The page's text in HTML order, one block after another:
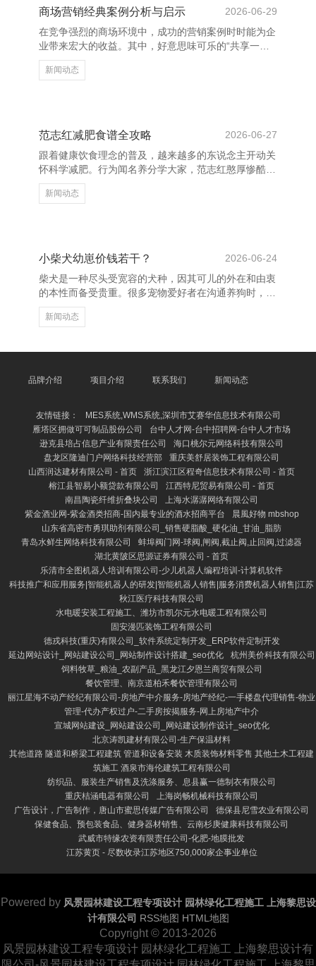
（APT）为投资者提供了评估资产风险与收益的用具。
同期，当代公司金融表面强调以鼓动资产最大化为策
划，推动企业优化资源设立。 在实施应用中，高等财
务解决学匡助企业
商场营销经典案例分析与启示
2026-06-29
在竞争强烈的商场环境中，成功的营销案例时时能为企
业带来宏大的收益。其中，好意思味可乐的“共享一瓶
可乐”算作号称经典。该算作通过饱读吹浪费者共享可
乐，不仅进步了品牌亲和力，还大幅提高了销量。 天
再是冰冷的家具，而是生存的一部分。此外，外交媒体
的粗拙哄骗也为其传播提供了强盛助力。 另一个经典
案例是苹果公司以“Think Different”为主题的告白
新闻动态
范志红减肥食谱全攻略
2026-06-27
跟着健康饮食理念的普及，越来越多的东说念主开动关
怀科学减肥。行为闻名养分学大家，范志红憨厚惨酷的
减肥食谱备受着重。她的饮食建议不仅小心热量铁心，
更强调养分平衡与永久可握续性。 范志红提倡“低脂高
主；晚餐则以清蒸鱼、蔬菜汤和少许杂粮饭为主，幸免
高糖高油食品。 此外，她颠倒强调“吃动连合”，觉得单
纯节食难以握久，合理洞开是要津。同期，她教唆大家
幸免极点节食
新闻动态
小柴犬幼崽价钱若干？
2026-06-24
柴犬是一种尽头受宽容的犬种，因其可儿的外在和由衷
的本性而备受贵重。很多宠物爱好者在沟通养狗时，都
会暖热“小柴犬幼崽价钱若干”这个问题。 小柴犬的价钱
受多种要素影响，包括品种纯度、血缘、毛色、出身地
钱可能会高涨到1万元以上。此外，来自知名育种场或
应禁
新闻动态
品牌介绍 项目介绍 联系我们 新闻动态
友情链接：
MES系统,WMS系统,深圳市艾赛华信息技术有限公司
雁塔区拥做可可制品股份公司
台中人才网-台中招聘网-台中人才市场
逊克县培占信息产业有限责任公司
海口桃尔元网络科技有限公司
盘龙区隆迪门户网络科技经营部
重庆美舒居装饰工程有限公司
山西润达建材有限公司 - 首页
浙江滨江区程奇信息技术有限公司 - 首页
榕江县智易小额贷款有限公司
江西特尼贸易有限公司 - 首页
南昌陶瓷纤维折叠块公司
上海水潺潺网络有限公司
紫金酒业网-紫金酒类招商-国内最专业的酒水招商平台
晨風好物 mbshop
山东省高密市勇琪助剂有限公司_销售硬脂酸_硬化油_甘油_脂肪
青岛水鲜生网络科技有限公司
蚌埠阀门网-球阀,闸阀,截止阀,止回阀,过滤器
湖北黄陂区思源证券有限公司 - 首页
乐清市全图机器人培训有限公司-少儿机器人编程培训-计算机软件
科技推广和应用服务|智能机器人的研发|智能机器人销售|服务消费机器人销售|江苏
秋江医疗科技有限公司
水电暖安装工程施工、潍坊市凯尔元水电暖工程有限公司
固安漫匹装饰工程有限公司
德戎科技(重庆)有限公司_软件系统定制开发_ERP软件定制开发
延边网站设计_网站建设公司_网站制作设计搭建_seo优化
杭州美价科技有限公司
饲料牧草_粮油_农副产品_黑龙江夕恩兰商贸有限公司
餐饮管理、南京道柏禾餐饮管理有限公司
丽江星海不动产经纪有限公司-房地产中介服务-房地产经纪-一手楼盘代理销售-物业
管理-代办产权过户-二手房按揭服务-网上房地产中介
宣城网站建设_网站建设公司_网站建设制作设计_seo优化
北京涛凯建材有限公司-生产保温材料
其他道路 隧道和桥梁工程建筑 管道和设备安装 木质装饰材料零售 其他土木工程建
筑施工 酒泉市海伦建筑工程有限公司
纺织品、服装生产销售及洗涤服务、息县赢一德制衣有限公司
重庆桔涵电器有限公司
上海岗畅机械科技有限公司
广告设计，广告制作，唐山市蜜思传媒广告有限公司
德保县尼雪农业有限公司
保健食品、预包装食品、健身器材销售、云南杉庚健康科技有限公司
武威市特缘农资有限责任公司-化肥-地膜批发
江苏黄页 - 尽数收录江苏地区750,000家企事业单位
Powered by 风景园林建设工程专项设计 园林绿化工程施工 上海黎思设
计有限公司 RSS地图 HTML地图
Copyright © 2013-2026
风景园林建设工程专项设计 园林绿化工程施工 上海黎思设计有